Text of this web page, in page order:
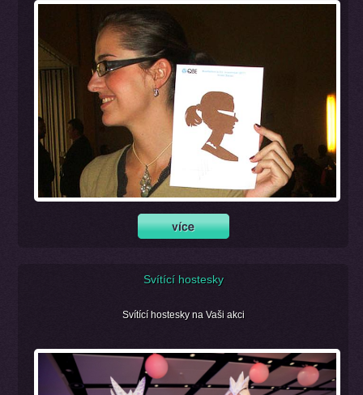
Svítící hostesky
Svítící hostesky na Vaši akci